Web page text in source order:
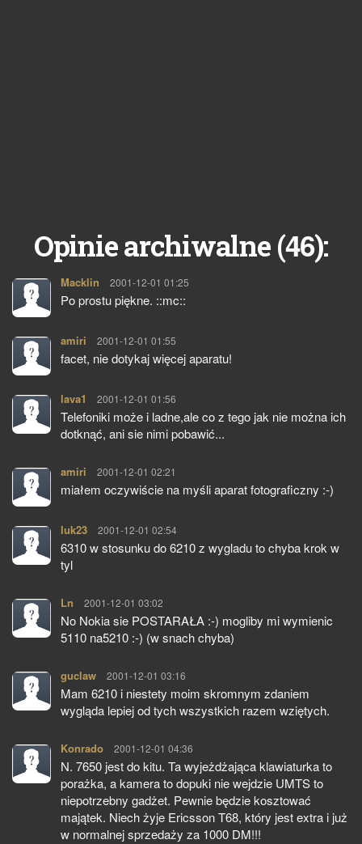
Opinie archiwalne (46):
Macklin pisze:
2001-12-01 01:25
Po prostu piękne. ::mc::
amiri pisze:
2001-12-01 01:55
facet, nie dotykaj więcej aparatu!
lava1 pisze:
2001-12-01 01:56
Telefoniki może i ladne,ale co z tego jak nie można ich
dotknąć, ani sie nimi pobawić...
amiri pisze:
2001-12-01 02:21
miałem oczywiście na myśli aparat fotograficzny :-)
luk23 pisze:
2001-12-01 02:54
6310 w stosunku do 6210 z wygladu to chyba krok w
tyl
Ln pisze:
2001-12-01 03:02
No Nokia sie POSTARAŁA :-) mogliby mi wymienic
5110 na5210 :-) (w snach chyba)
guclaw pisze:
2001-12-01 03:16
Mam 6210 i niestety moim skromnym zdaniem
wygląda lepiej od tych wszystkich razem wziętych.
Konrado pisze:
2001-12-01 04:36
N. 7650 jest do kitu. Ta wyjeżdżająca klawiaturka to
porażka, a kamera to dopuki nie wejdzie UMTS to
niepotrzebny gadżet. Pewnie będzie kosztować
majątek. Niech żyje Ericsson T68, który jest extra i już
w normalnej sprzedaży za 1000 DM!!!